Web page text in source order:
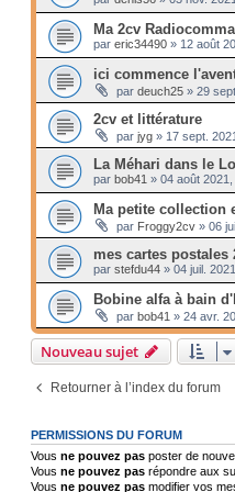
Ma 2cv
par eric34490» 12 août
ici commence
par deuch25» 29
2cv et littérature
par jyg» 17 sept.
La Méhari dans le
par bob41 » 04 août
Ma petite collection
par Froggy2cv» 06
mes cartes postales
par stefdu44» 04 juil.
Bobine alfa à bain
par bob41 » 24 avr.
Nouveau sujet
Retourner à l’index du forum
PERMISSIONS DU FORUM
Vous ne pouvez pasposter de
Vous ne pouvez pasrépondre aux
Vous ne pouvez pasmodifier vos